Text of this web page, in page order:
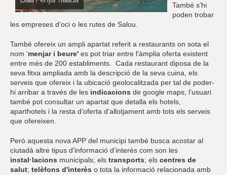
També s’hi
poden trobar
les empreses d'oci o les rutes de Salou.
També ofereix un ampli apartat referit a restaurants on sota el
nom 'menjar i beure' es pot triar entre l'àmplia oferta existent
entre més de 200 establiments. Cada restaurant diposa de la
seva fitxa ampliada amb la descripció de la seva cuina, els
serveis que ofereix i la ubicació geolocalitzada per tal de poder-
hi arribar a través de les indicacions de google maps; l’usuari
també pot consultar un apartat que detalla els hotels,
aparthotels i la resta d’oferta d’allotjament amb tots els serveis
que ofereixen.
Però aquesta nova APP del municipi també busca acostar al
ciutadà altre tipus d'informació d'interès com son les
instal·lacions municipals; els transports; els centres de
salut; telèfons d'interès o tota la informació relacionada amb